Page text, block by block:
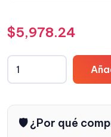
$5,978.24
🛡️ ¿Por qué